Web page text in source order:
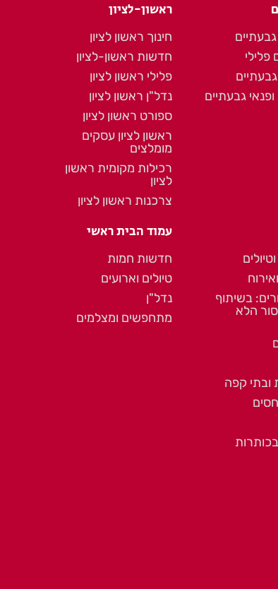
פלילי
גבעתיים
ראשון-לציון
חינוך ראשון לציון
חדשות ראשון-לציון
פלילי ראשון לציון
נדל"ן ראשון לציון
ספורט ראשון לציון
ראשון לציון עסקים
מומלצים
רכילות מקומית ראשון
לציון
צרכנות ראשון לציון
בשיתוף
הלא
ובתי קפה
עמוד הבית ראשי
חדשות חמות
טיולים וארועים
נדל"ן
מתחפשים ומצלמים